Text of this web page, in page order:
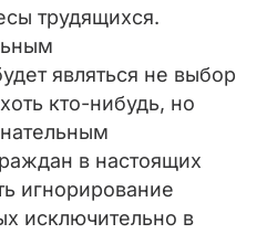
трудящихся.
являться не выбор
кто-нибудь, но
в настоящих
игнорирование
исключительно в